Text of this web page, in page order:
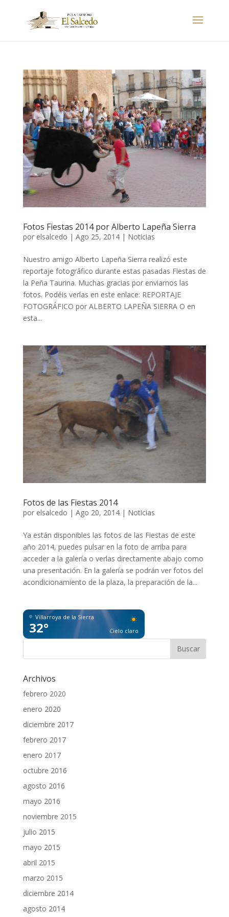
Fotos Fiestas 2014 por Alberto Lapeña Sierra
por elsalcedo | Ago 25, 2014| Noticias
Nuestro amigo Alberto Lapeña Sierra realizó este
reportaje fotográfico durante estas pasadas Fiestas de
la Peña Taurina. Muchas gracias por enviarnos las
fotos. Podéis verlas en este enlace: REPORTAJE
FOTOGRÁFICO por ALBERTO LAPEÑA SIERRA O en
esta...
Fotos de las Fiestas 2014
por elsalcedo | Ago 20, 2014| Noticias
Ya están disponibles las fotos de las Fiestas de este
año 2014, puedes pulsar en la foto de arriba para
acceder a la galería o verlas directamente abajo como
una presentación. En la galería se podrán ver fotos del
acondicionamiento de la plaza, la preparación de la...
Villarroya de la Sierra
32° Cielo claro
Archivos
febrero 2020
enero 2020
diciembre 2017
febrero 2017
enero 2017
octubre 2016
agosto 2016
mayo 2016
noviembre 2015
julio 2015
mayo 2015
abril 2015
marzo 2015
diciembre 2014
agosto 2014